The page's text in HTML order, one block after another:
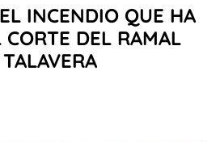
INCENDIO QUE HA
DEL RAMAL